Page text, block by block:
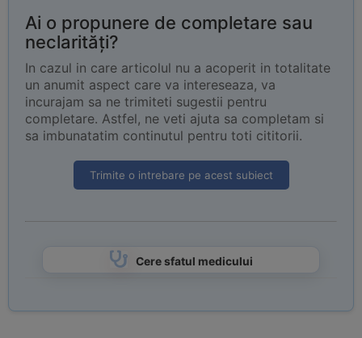
Ai o propunere de completare sau
neclarități?
In cazul in care articolul nu a acoperit in totalitate
un anumit aspect care va intereseaza, va
incurajam sa ne trimiteti sugestii pentru
completare. Astfel, ne veti ajuta sa completam si
sa imbunatatim continutul pentru toti cititorii.
Trimite o intrebare pe acest subiect
Cere sfatul medicului